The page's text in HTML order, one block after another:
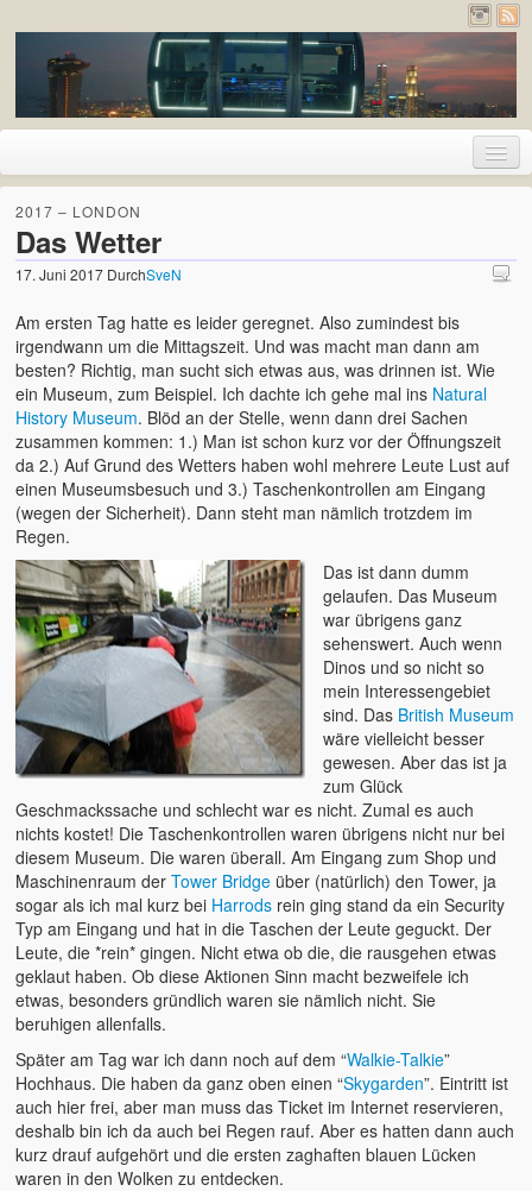
Home
Urlaub
2026 – Pyrenäen (Frankreich und Spanien)
2020 – Deutschland
2019 – Island
2017 – Holland
2017 – London
2016 – Deutschland
2015 – Deutschland
2014 – Frankreich
2012 – Dänemark
2011 – Australien
2008 – Australien
Der tägliche Wahnisnn
Fahrrad
Womo 2.0
sven-w.de
copyright
contact me
2017 – LONDON
Das Wetter
17. Juni 2017 DurchSveN
Am ersten Tag hatte es leider geregnet. Also zumindest bis
irgendwann um die Mittagszeit. Und was macht man dann am
besten? Richtig, man sucht sich etwas aus, was drinnen ist. Wie
ein Museum, zum Beispiel. Ich dachte ich gehe mal ins Natural
History Museum. Blöd an der Stelle, wenn dann drei Sachen
zusammen kommen: 1.) Man ist schon kurz vor der Öffnungszeit
da 2.) Auf Grund des Wetters haben wohl mehrere Leute Lust auf
einen Museumsbesuch und 3.) Taschenkontrollen am Eingang
(wegen der Sicherheit). Dann steht man nämlich trotzdem im
Regen.
Das ist dann dumm
gelaufen. Das Museum
war übrigens ganz
sehenswert. Auch wenn
Dinos und so nicht so
mein Interessengebiet
sind. Das British Museum
wäre vielleicht besser
gewesen. Aber das ist ja
zum Glück
Geschmackssache und schlecht war es nicht. Zumal es auch
nichts kostet! Die Taschenkontrollen waren übrigens nicht nur bei
diesem Museum. Die waren überall. Am Eingang zum Shop und
Maschinenraum derTower Bridge über (natürlich) den Tower, ja
sogar als ich mal kurz bei Harrods rein ging stand da ein Security
Typ am Eingang und hat in die Taschen der Leute geguckt. Der
Leute, die *rein* gingen. Nicht etwa ob die, die rausgehen etwas
geklaut haben. Ob diese Aktionen Sinn macht bezweifele ich
etwas, besonders gründlich waren sie nämlich nicht. Sie
beruhigen allenfalls.
Später am Tag war ich dann noch auf dem “Walkie-Talkie”
Hochhaus. Die haben da ganz oben einen “Skygarden”. Eintritt ist
auch hier frei, aber man muss das Ticket im Internet reservieren,
deshalb bin ich da auch bei Regen rauf. Aber es hatten dann auch
kurz drauf aufgehört und die ersten zaghaften blauen Lücken
waren in den Wolken zu entdecken.